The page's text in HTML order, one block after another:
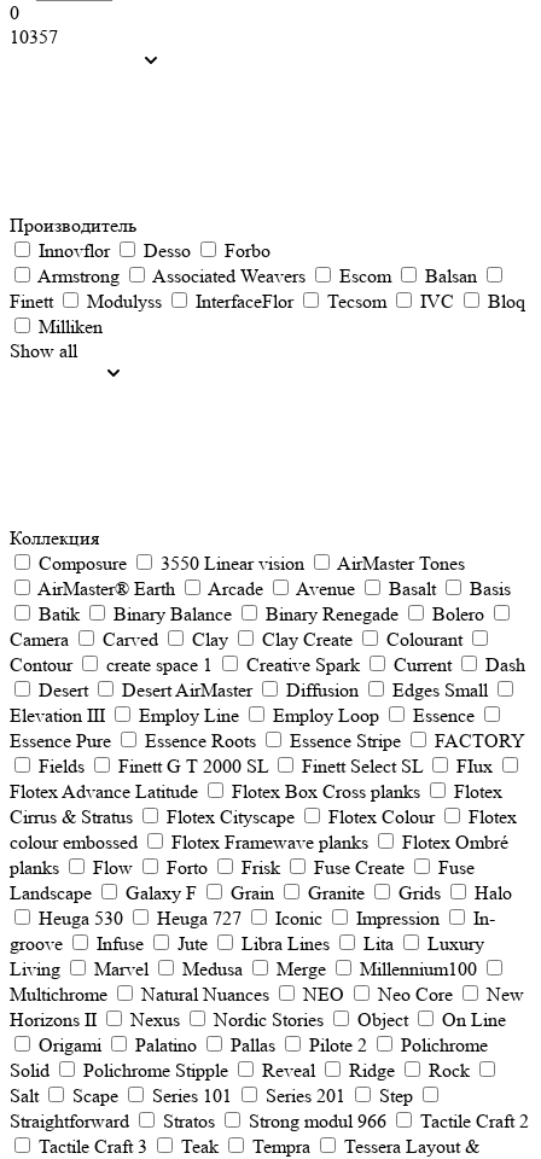
0
10357
Производитель
Innovflor
Desso
Forbo
Armstrong
Associated Weavers Escom
Balsan
Finett
Modulyss InterfaceFlor Tecsom IVC
Bloq
Milliken
Show all
Коллекция
Composure
3550 Linear vision
AirMaster Tones
AirMaster® Earth
Arcade Avenue Basalt
Basis
Batik
Binary Balance Binary Renegade
Bolero
Camera
Carved Clay Clay Create
Colourant
Contour
create space 1 Creative Spark Current
Dash
Desert
Desert AirMaster Diffusion
Edges Small
Elevation III
Employ Line Employ Loop
Essence
Essence Pure
Essence Roots Essence Stripe
FACTORY
Fields
Finett G T 2000 SL Finett Select SL
FIux
Flotex Advance Latitude
Flotex Box Cross planks
Flotex
Cirrus & Stratus
Flotex Cityscape Flotex Colour
Flotex
colour embossed
Flotex Framewave planks
Flotex Ombré
planks
Flow Forto Frisk Fuse Create
Fuse
Landscape
Galaxy F Grain Granite Grids
Halo
Heuga 530
Heuga 727 Iconic Impression
In-
groove
Infuse Jute Libra Lines Lita
Luxury
Living
Marvel Medusa Merge
Millennium100
Multichrome
Natural Nuances NEO Neo Core
New
Horizons II
Nexus Nordic Stories Object
On Line
Origami
Palatino Pallas Pilote 2
Polichrome
Solid
Polichrome Stipple Reveal Ridge
Rock
Salt
Scape Series 101 Series 201
Step
Straightforward
Stratos Strong modul 966
Tactile Craft 2
Tactile Craft 3
Teak Tempra
Tessera Layout &